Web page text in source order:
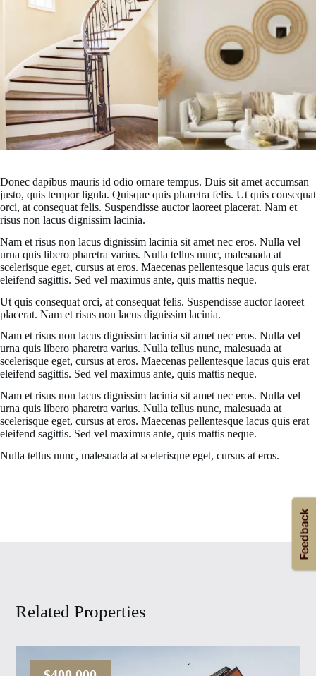
Donec dapibus mauris id odio ornare tempus. Duis sit amet accumsan
justo, quis tempor ligula. Quisque quis pharetra felis. Ut quis consequat
orci, at consequat felis. Suspendisse auctor laoreet placerat. Nam et
risus non lacus dignissim lacinia.
Nam et risus non lacus dignissim lacinia sit amet nec eros. Nulla vel
urna quis libero pharetra varius. Nulla tellus nunc, malesuada at
scelerisque eget, cursus at eros. Maecenas pellentesque lacus quis erat
eleifend sagittis. Sed vel maximus ante, quis mattis neque.
Ut quis consequat orci, at consequat felis. Suspendisse auctor laoreet
placerat. Nam et risus non lacus dignissim lacinia.
Nam et risus non lacus dignissim lacinia sit amet nec eros. Nulla vel
urna quis libero pharetra varius. Nulla tellus nunc, malesuada at
scelerisque eget, cursus at eros. Maecenas pellentesque lacus quis erat
eleifend sagittis. Sed vel maximus ante, quis mattis neque.
Nam et risus non lacus dignissim lacinia sit amet nec eros. Nulla vel
urna quis libero pharetra varius. Nulla tellus nunc, malesuada at
scelerisque eget, cursus at eros. Maecenas pellentesque lacus quis erat
eleifend sagittis. Sed vel maximus ante, quis mattis neque.
Nulla tellus nunc, malesuada at scelerisque eget, cursus at eros.
Related Properties